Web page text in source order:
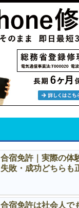
合宿免許｜実際の体
失敗・成功どちらも
合宿免許は社会人で